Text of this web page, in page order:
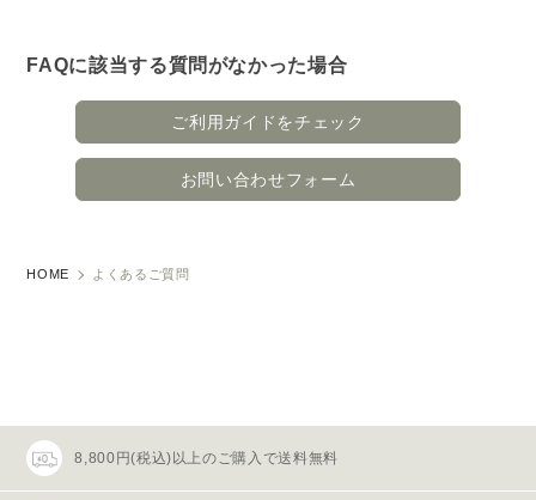
FAQに該当する質問がなかった場合
ご利用ガイドをチェック
お問い合わせフォーム
HOME よくあるご質問
8,800円(税込)以上のご購入で送料無料